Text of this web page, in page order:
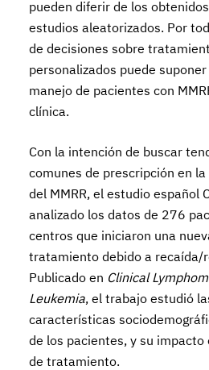
pueden diferir de los
estudios aleatorizados. Por
de decisiones sobre
personalizados puede
manejo de pacientes con
clínica.
Con la intención de buscar
comunes de prescripción en
del MMRR, el estudio español
analizado los datos de 276
centros que iniciaron una
tratamiento debido a recaída/
Publicado en Clinical
Leukemia, el trabajo estudió
características
de los pacientes, y su impacto
de tratamiento.